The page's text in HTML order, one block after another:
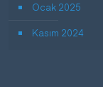
Ocak 2025
Kasım 2024